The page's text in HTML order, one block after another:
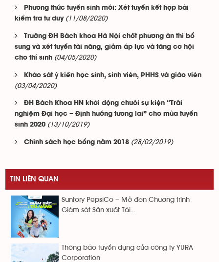
Phương thức tuyển sinh mới: Xét tuyển kết hợp bài
kiểm tra tư duy (11/08/2020)
Trường ĐH Bách khoa Hà Nội chốt phương án thi bổ
sung và xét tuyển tài năng, giảm áp lực và tăng cơ hội
cho thí sinh (04/05/2020)
Khảo sát ý kiến học sinh, sinh viên, PHHS và giáo viên
(03/04/2020)
ĐH Bách Khoa HN khởi động chuỗi sự kiện “Trải
nghiệm Đại học – Định hướng tương lai” cho mùa tuyển
sinh 2020 (13/10/2019)
Chính sách học bổng năm 2018 (28/02/2019)
TIN LIÊN QUAN
Suntory PepsiCo – Mở đơn Chương trình
Giám sát Sản xuất Tài...
Thông báo tuyển dụng của công ty YURA
Corporation